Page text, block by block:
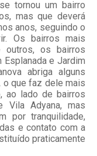
tornou um bairro
mas que deverá
anos, seguindo o
Os bairros mais
outros, os bairros
Esplanada e Jardim
abriga alguns
que faz dele mais
ao lado de bairros
Vila Adyana, mas
por tranquilidade,
e contato com a
praticamente